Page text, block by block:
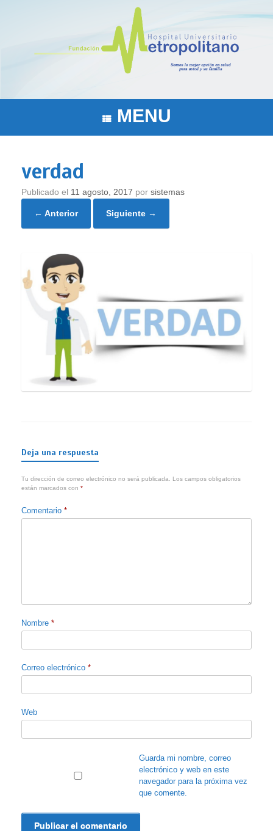
MENU
verdad
Publicado el 11 agosto, 2017 por sistemas
← Anterior Siguiente →
Deja una respuesta
Tu dirección de correo electrónico no será publicada. Los campos obligatorios
están marcados con *
Comentario *
Nombre *
Correo electrónico *
Web
Guarda mi nombre, correo
electrónico y web en este
navegador para la próxima vez
que comente.